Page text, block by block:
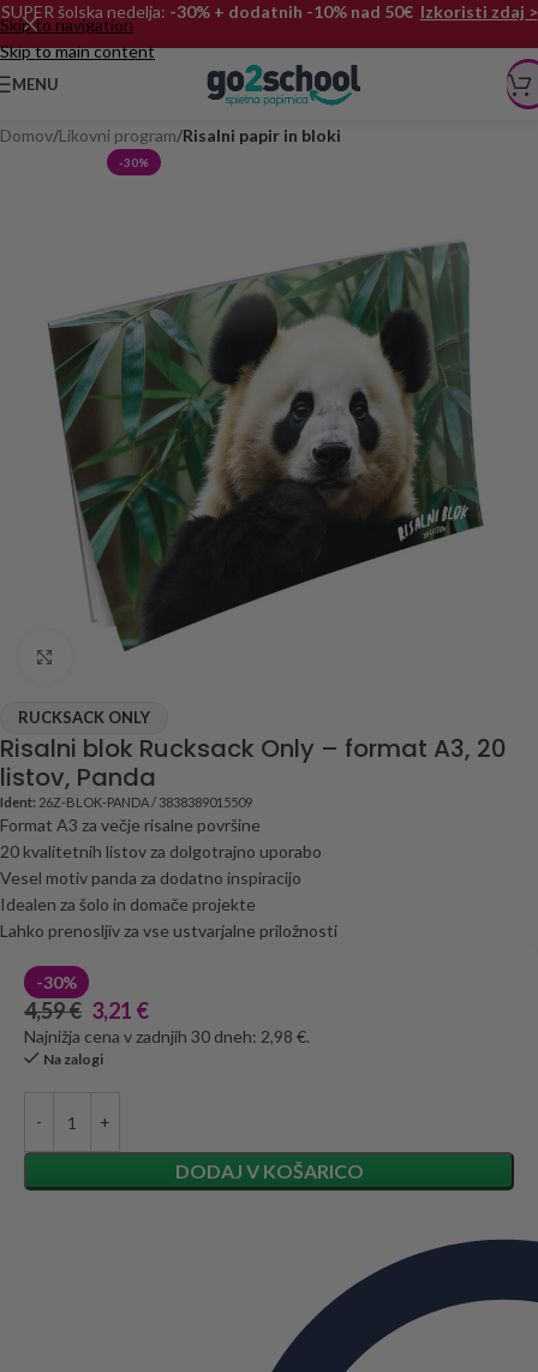
Skip to navigation
Skip to main content
SUPER šolska nedelja: -30% + dodatnih -10% nad 50€ Izkoristi zdaj >
MENU
Domov Likovni program Risalni papir in bloki
-30%
Click to enlarge
RUCKSACK ONLY
Risalni blok Rucksack Only – format A3, 20
listov, Panda
Ident: 26Z-BLOK-PANDA / 3838389015509
Format A3 za večje risalne površine
20 kvalitetnih listov za dolgotrajno uporabo
Vesel motiv panda za dodatno inspiracijo
Idealen za šolo in domače projekte
Lahko prenosljiv za vse ustvarjalne priložnosti
-30%
4,59€ 3,21 €
Najnižja cena v zadnjih 30 dneh: 2,98 €.
Na zalogi
DODAJ V KOŠARICO